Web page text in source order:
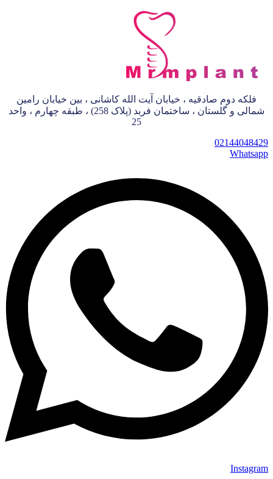
فلکه دوم صادقیه ، خیابان آیت الله کاشانی ، بین خیابان رامین
شمالی و گلستان ، ساختمان فربد (پلاک 258) ، طبقه چهارم ، واحد
25
02144048429
Whatsapp
Instagram